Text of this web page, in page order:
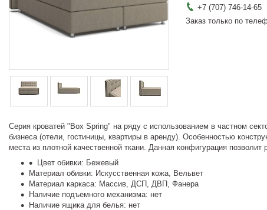
+7 (707) 746-14-65
Заказ только по
Серия кроватей "Box Spring" на ряду с использованием в частном
бизнеса (отели, гостиницы, квартиры в аренду). Особенностью
места из плотной качественной ткани. Данная конфигурация
Цвет обивки: Бежевый
Материал обивки: Искусственная кожа, Вельвет
Материал каркаса: Массив, ДСП, ДВП, Фанера
Наличие подъемного механизма: нет
Наличие ящика для белья: нет